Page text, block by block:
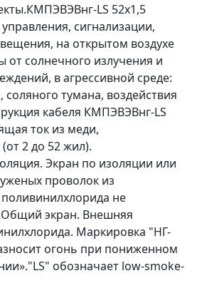
LS 52х1,5
сигнализации,
на открытом воздухе
от солнечного излучения и
в агрессивной среде:
тумана, воздействия
кабеля КМПЭВЭВнг-LS
ток из меди,
2 до 52 жил).
Экран по изоляции или
проволок из
не
экран. Внешняя
Маркировка "НГ-
огонь при пониженном
обозначает low-smoke-